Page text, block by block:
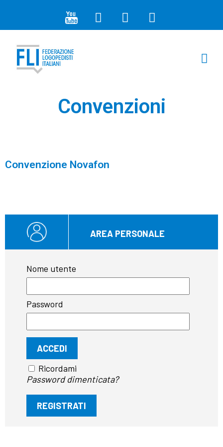
Convenzioni
Convenzione Novafon
AREA PERSONALE
Nome utente
Password
Ricordami
Password dimenticata?
REGISTRATI